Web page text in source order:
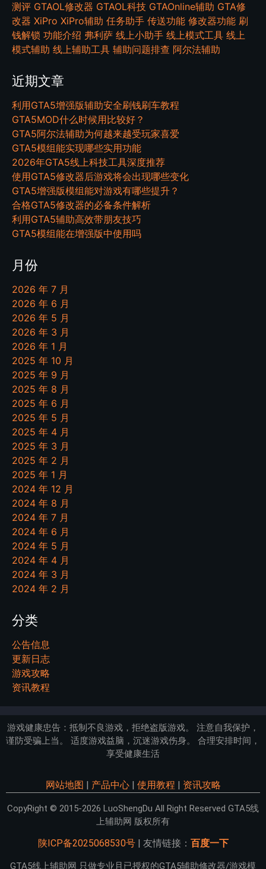
测评 GTAOL修改器 GTAOL科技 GTAOnline辅助 GTA修
改器 XiPro XiPro辅助 任务助手 传送功能 修改器功能 刷
钱解锁 功能介绍 弗利萨 线上小助手 线上模式工具 线上
模式辅助 线上辅助工具 辅助问题排查 阿尔法辅助
近期文章
利用GTA5增强版辅助安全刷钱刷车教程
GTA5MOD什么时候用比较好？
GTA5阿尔法辅助为何越来越受玩家喜爱
GTA5模组能实现哪些实用功能
2026年GTA5线上科技工具深度推荐
使用GTA5修改器后游戏将会出现哪些变化
GTA5增强版模组能对游戏有哪些提升？
合格GTA5修改器的必备条件解析
利用GTA5辅助高效带朋友技巧
GTA5模组能在增强版中使用吗
月份
2026 年 7 月
2026 年 6 月
2026 年 5 月
2026 年 3 月
2026 年 1 月
2025 年 10 月
2025 年 9 月
2025 年 8 月
2025 年 6 月
2025 年 5 月
2025 年 4 月
2025 年 3 月
2025 年 2 月
2025 年 1 月
2024 年 12 月
2024 年 8 月
2024 年 7 月
2024 年 6 月
2024 年 5 月
2024 年 4 月
2024 年 3 月
2024 年 2 月
分类
公告信息
更新日志
游戏攻略
资讯教程
游戏健康忠告：抵制不良游戏，拒绝盗版游戏。 注意自我保护，
谨防受骗上当。 适度游戏益脑，沉迷游戏伤身。 合理安排时间，
享受健康生活
网站地图 | 产品中心| 使用教程 | 资讯攻略
CopyRight © 2015-2026 LuoShengDu All Right Reserved GTA5线
上辅助网 版权所有
陕ICP备2025068530号| 友情链接： 百度一下
GTA5线上辅助网 只做专业且已授权的GTA5辅助修改器/游戏模